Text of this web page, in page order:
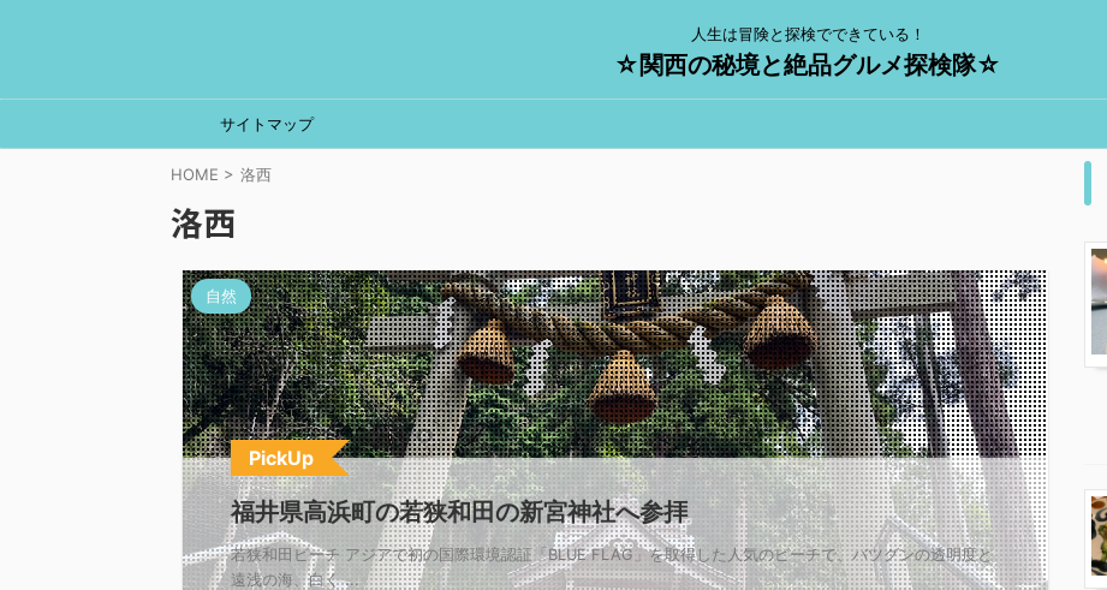
人生は冒険と探検でできている！
☆関西の秘境と絶品グルメ探検隊☆
サイトマップ
HOME > 洛西
洛西
自然
PickUp
福井県高浜町の若狭和田の新宮神社へ参拝
若狭和田ビーチ アジアで初の国際環境認証「BLUE FLAG」を取得した人気のビーチで、バツグンの透明度と
遠浅の海、白く ...